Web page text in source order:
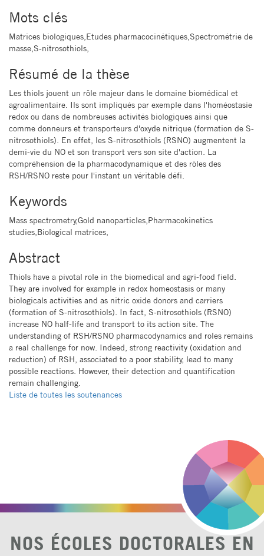
Mots clés
Matrices biologiques,Etudes pharmacocinétiques,Spectrométrie de
masse,S-nitrosothiols,
Résumé de la thèse
Les thiols jouent un rôle majeur dans le domaine biomédical et
agroalimentaire. Ils sont impliqués par exemple dans l'homéostasie
redox ou dans de nombreuses activités biologiques ainsi que
comme donneurs et transporteurs d'oxyde nitrique (formation de S-
nitrosothiols). En effet, les S-nitrosothiols (RSNO) augmentent la
demi-vie du NO et son transport vers son site d'action. La
compréhension de la pharmacodynamique et des rôles des
RSH/RSNO reste pour l'instant un véritable défi.
Keywords
Mass spectrometry,Gold nanoparticles,Pharmacokinetics
studies,Biological matrices,
Abstract
Thiols have a pivotal role in the biomedical and agri-food field.
They are involved for example in redox homeostasis or many
biologicals activities and as nitric oxide donors and carriers
(formation of S-nitrosothiols). In fact, S-nitrosothiols (RSNO)
increase NO half-life and transport to its action site. The
understanding of RSH/RSNO pharmacodynamics and roles remains
a real challenge for now. Indeed, strong reactivity (oxidation and
reduction) of RSH, associated to a poor stability, lead to many
possible reactions. However, their detection and quantification
remain challenging.
Liste de toutes les soutenances
NOS ÉCOLES DOCTORALES EN